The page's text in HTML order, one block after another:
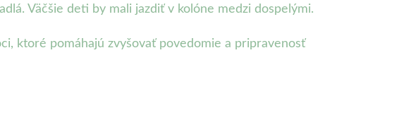
Väčšie deti by mali jazdiť v kolóne medzi dospelými.
ktoré pomáhajú zvyšovať povedomie a pripravenosť